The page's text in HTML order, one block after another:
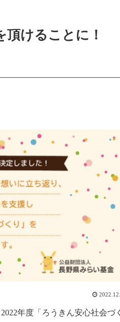
頂けることに！
年度「ろうきん安心社会づ